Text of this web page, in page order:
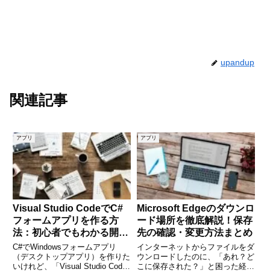
upandup
関連記事
アプリ
Visual Studio CodeでC#
フォームアプリを作る方
法：初心者でもわかる開発
手順を徹底解説！
C#でWindowsフォームアプリ
（デスクトップアプリ）を作りた
いけれど、「Visual Studio Code
アプリ
Microsoft Edgeのダウンロ
ード場所を徹底解説！保存
先の確認・変更方法まとめ
インターネットからファイルをダ
ウンロードしたのに、「あれ？ど
こに保存された？」と困った経験